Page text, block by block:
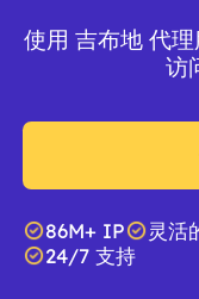
使用 吉布地 代
访
86M+ IP 灵活
24/7 支持